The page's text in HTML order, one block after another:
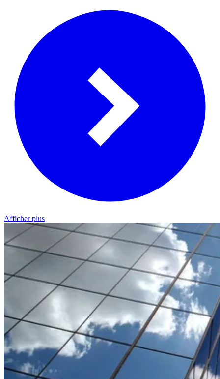
Afficher plus